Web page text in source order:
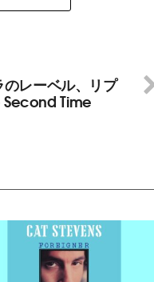
レーベル、リプ
Second Time